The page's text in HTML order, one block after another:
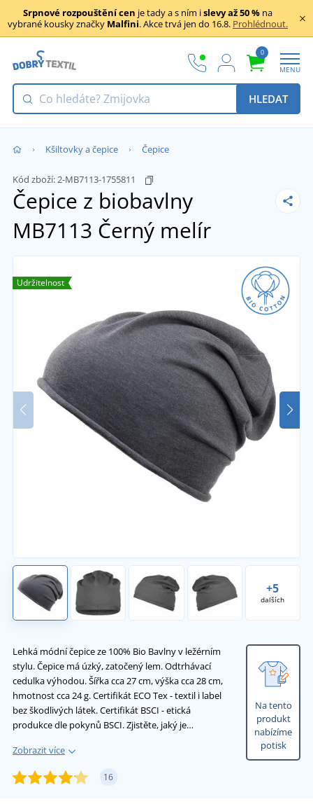
Srpnové rozpouštění cen je tady a s ním islevy až 50 % na
vybrané kousky značky Malfini. Akce trvá jen do 16.8. Prohlédnout.
0
MENU
HLEDAT
Kšiltovky a čepice Čepice
Kód zboží:2-MB7113-1755811
Čepice z biobavlny
MB7113 Černý melír
+5
dalších
Udržitelnost
Lehká módní čepice ze 100% Bio Bavlny v ležérním
stylu. Čepice má úzký, zatočený lem. Odtrhávací
cedulka výhodou. Šířka cca 27 cm, výška cca 28 cm,
hmotnost cca 24 g. Certifikát ECO Tex - textil i label
bez škodlivých látek. Certifikát BSCI - etická
produkce dle pokynů BSCI. Zjistěte, jaký je…
Zobrazit více
16
Na tento
produkt
nabízíme
potisk